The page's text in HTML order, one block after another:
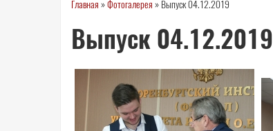
Вы
здесь
Главная »Фотогалерея » Выпуск 04.12.2019
Выпуск 04.12.2019